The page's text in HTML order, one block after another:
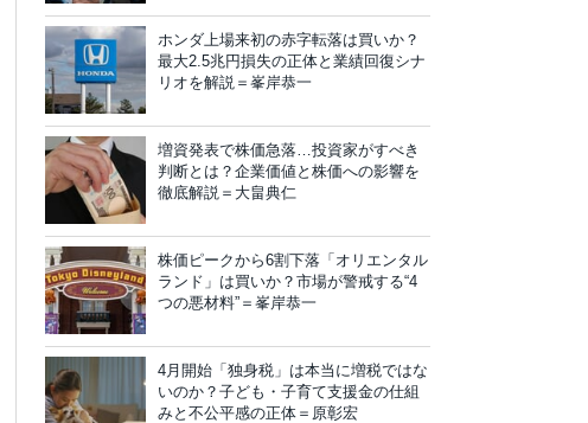
ホンダ上場来初の赤字転落は買いか？
最大2.5兆円損失の正体と業績回復シナ
リオを解説＝峯岸恭一
増資発表で株価急落…投資家がすべき
判断とは？企業価値と株価への影響を
徹底解説＝大畠典仁
株価ピークから6割下落「オリエンタル
ランド」は買いか？市場が警戒する“4
つの悪材料”＝峯岸恭一
4月開始「独身税」は本当に増税ではな
いのか？子ども・子育て支援金の仕組
みと不公平感の正体＝原彰宏